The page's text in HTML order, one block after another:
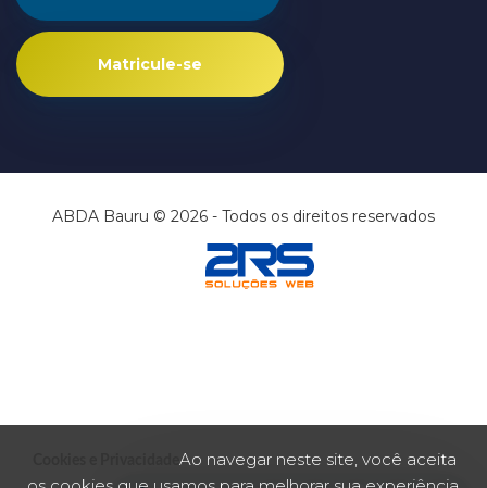
Matricule-se
ABDA Bauru © 2026 - Todos os direitos reservados
Ao navegar neste site, você aceita